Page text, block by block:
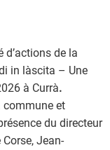
d’actions de la
in làscita – Une
à Currà.
commune et
du directeur
Jean-